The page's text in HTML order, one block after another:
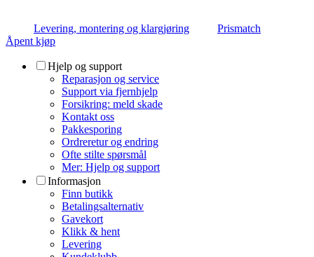
Levering, montering og klargjøring
Prismatch
Åpent kjøp
Hjelp og support
Reparasjon og service
Support via fjernhjelp
Forsikring: meld skade
Kontakt oss
Pakkesporing
Ordreretur og endring
Ofte stilte spørsmål
Mer: Hjelp og support
Informasjon
Finn butikk
Betalingsalternativ
Gavekort
Klikk & hent
Levering